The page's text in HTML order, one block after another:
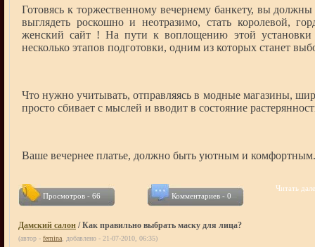
Готовясь к торжественному вечернему банкету, вы
выглядеть роскошно и неотразимо, стать королевой,
женский сайт ! На пути к воплощению этой установки
несколько этапов подготовки, одним из которых станет
Что нужно учитывать, отправляясь в модные магазины,
просто сбивает с мыслей и вводит в состояние
Ваше вечернее платье, должно быть уютным и комфортным.
Просмотров - 66 Комментариев - 0
Читать
Дамский салон / Как правильно выбрать маску для лица?
(автор - femina , добавлено - 21-07-2010, 06:35)